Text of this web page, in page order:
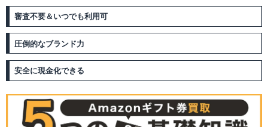
審査不要＆いつでも利用可
圧倒的なブランド力
安全に現金化できる